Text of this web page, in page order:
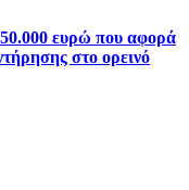
ευρώ που αφορά
στο ορεινό